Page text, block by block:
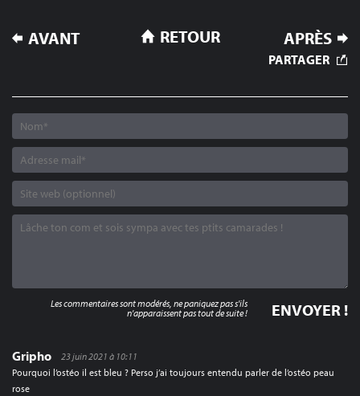
NAVIGATION
DE
AVANT APRÈS
RETOUR
PARTAGER
Gripho
23 juin 2021 à 10:11
Pourquoi l’ostéo il est bleu ? Perso j’ai toujours entendu parler de l’ostéo peau
rose
Les commentaires sont modérés, ne paniquez pas s'ils
n'apparaissent pas tout de suite !